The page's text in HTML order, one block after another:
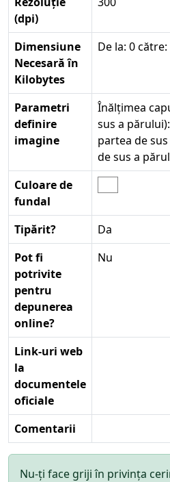
(dpi)
Dimensiune
Necesară în
Kilobytes
De la: 0 către:
Parametri
definire
imagine
Înălțimea
sus a
partea de
de sus a
Culoare de
fundal
Tipărit?
Da
Pot fi
potrivite
pentru
depunerea
online?
Nu
Link-uri web
la
documentele
oficiale
Comentarii
Nu-ți face griji în privința